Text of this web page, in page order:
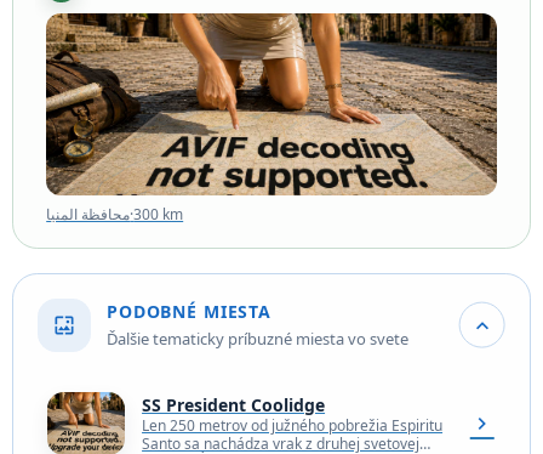
محافظة المنيا·300 km
محافظة المنيا·300 km
wallpaper
PODOBNÉ MIESTA
Ďalšie tematicky príbuzné miesta vo svete expand_more
SS President Coolidge
Len 250 metrov od južného pobrežia Espiritu
Santo sa nachádza vrak z druhej svetovej
chevron_right